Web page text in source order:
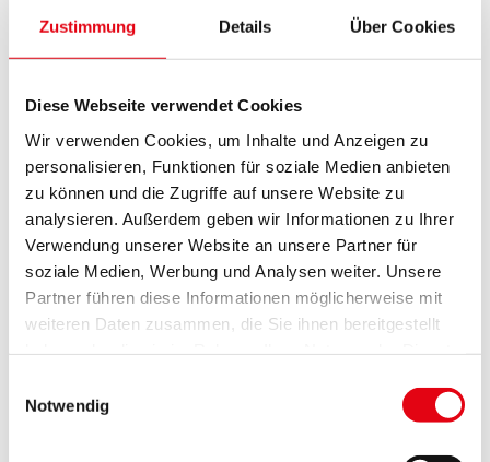
Zustimmung Details Über Cookies
Diese Webseite verwendet Cookies
Wir verwenden Cookies, um Inhalte und Anzeigen zu
personalisieren, Funktionen für soziale Medien anbieten
zu können und die Zugriffe auf unsere Website zu
analysieren. Außerdem geben wir Informationen zu Ihrer
Verwendung unserer Website an unsere Partner für
soziale Medien, Werbung und Analysen weiter. Unsere
Partner führen diese Informationen möglicherweise mit
weiteren Daten zusammen, die Sie ihnen bereitgestellt
Notwendig
Streuobstwiesen im
Burgenland und ihre
Bedeutung für die
Zwergohreule